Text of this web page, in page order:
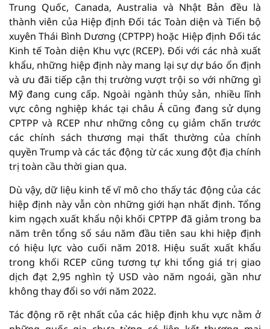
Trung Quốc, Canada, Australia và Nhật Bản đều là
thành viên của Hiệp định Đối tác Toàn diện và Tiến bộ
xuyên Thái Bình Dương (CPTPP) hoặc Hiệp định Đối tác
Kinh tế Toàn diện Khu vực (RCEP). Đối với các nhà xuất
khẩu, những hiệp định này mang lại sự dự báo ổn định
và ưu đãi tiếp cận thị trường vượt trội so với những gì
Mỹ đang cung cấp. Ngoài ngành thủy sản, nhiều lĩnh
vực công nghiệp khác tại châu Á cũng đang sử dụng
CPTPP và RCEP như những công cụ giảm chấn trước
các chính sách thương mại thất thường của chính
quyền Trump và các tác động từ các xung đột địa chính
trị toàn cầu thời gian qua.
Dù vậy, dữ liệu kinh tế vĩ mô cho thấy tác động của các
hiệp định này vẫn còn những giới hạn nhất định. Tổng
kim ngạch xuất khẩu nội khối CPTPP đã giảm trong ba
năm trên tổng số sáu năm đầu tiên sau khi hiệp định
có hiệu lực vào cuối năm 2018. Hiệu suất xuất khẩu
trong khối RCEP cũng tương tự khi tổng giá trị giao
dịch đạt 2,95 nghìn tỷ USD vào năm ngoái, gần như
không thay đổi so với năm 2022.
Tác động rõ rệt nhất của các hiệp định khu vực nằm ở